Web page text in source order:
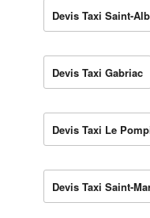
Devis Taxi Saint-
Devis Taxi Gabriac
Devis Taxi Le
Devis Taxi Saint-